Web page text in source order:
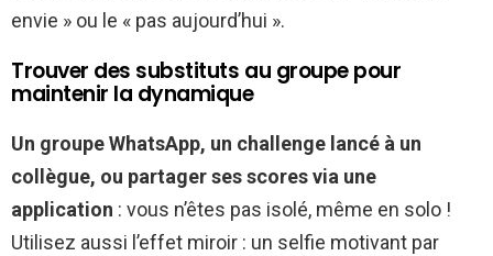
envie » ou le « pas aujourd’hui ».
Trouver des substituts au groupe pour
maintenir la dynamique
Un groupe WhatsApp, un challenge lancé à un
collègue, ou partager ses scores via une
application : vous n’êtes pas isolé, même en solo !
Utilisez aussi l’effet miroir : un selfie motivant par